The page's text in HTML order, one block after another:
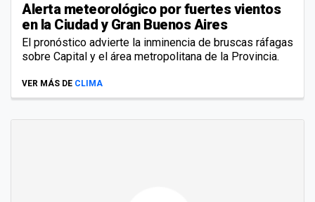
Alerta meteorológico por fuertes vientos
en la Ciudad y Gran Buenos Aires
El pronóstico advierte la inminencia de bruscas ráfagas
sobre Capital y el área metropolitana de la Provincia.
VER MÁS DE CLIMA